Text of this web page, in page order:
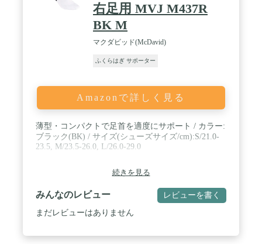
右足用 MVJ M437R
BK M
マクダビッド(McDavid)
ふくらはぎ サポーター
Amazonで詳しく見る
薄型・コンパクトで足首を適度にサポート / カラー:
ブラック(BK) / サイズ(シューズサイズ/cm):S/21.0-
23.5, M/23.5-26.0, L/26.0-29.0
続きを見る
みんなのレビュー レビューを書く
まだレビューはありません